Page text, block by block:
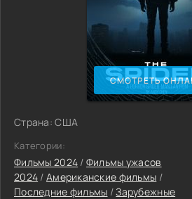
СМОТРЕТЬ
Страна: США
Категории:
Фильмы 2024 / Фильмы ужасов
2024 / Американские фильмы /
Последние фильмы /Зарубежные